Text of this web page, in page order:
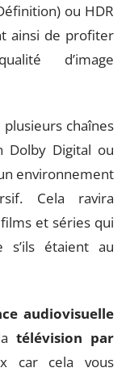
ou HDR
ainsi de profiter
d’image
plusieurs chaînes
Dolby Digital ou
environnement
Cela ravira
et séries qui
s’ils étaient au
audiovisuelle
télévision par
car cela vous